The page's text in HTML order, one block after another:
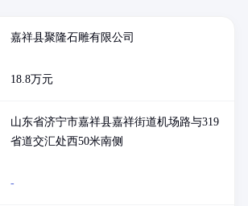
嘉祥县聚隆石雕有限公司
18.8万元
山东省济宁市嘉祥县嘉祥街道机场路与319
省道交汇处西50米南侧
-